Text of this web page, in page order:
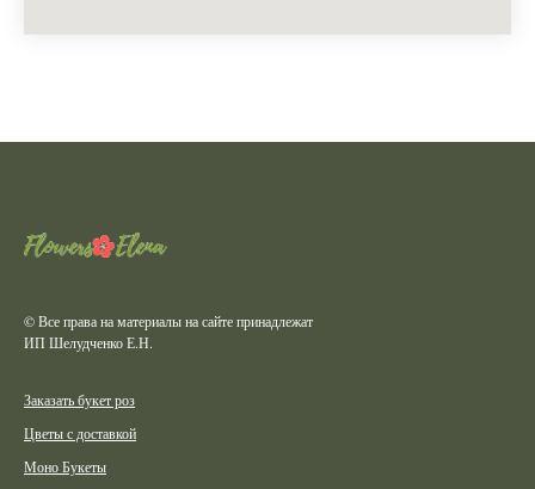
© Все права на материалы на сайте принадлежат
ИП Шелудченко Е.Н.
Заказать букет роз
Цветы с доставкой
Моно Букеты